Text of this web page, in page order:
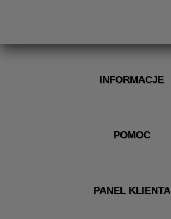
INFORMACJE
POMOC
PANEL KLIENTA